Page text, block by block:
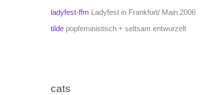
ladyfest-ffm Ladyfest in Frankfurt/ Main 2006
tilde popfeministisch + seltsam entwurzelt
cats